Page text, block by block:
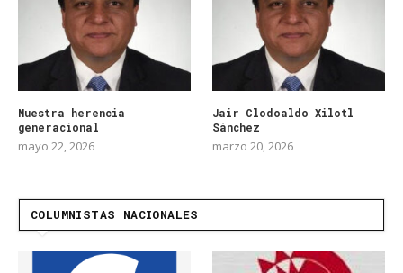
Nuestra herencia
generacional
mayo 22, 2026
Jair Clodoaldo Xilotl
Sánchez
marzo 20, 2026
COLUMNISTAS NACIONALES